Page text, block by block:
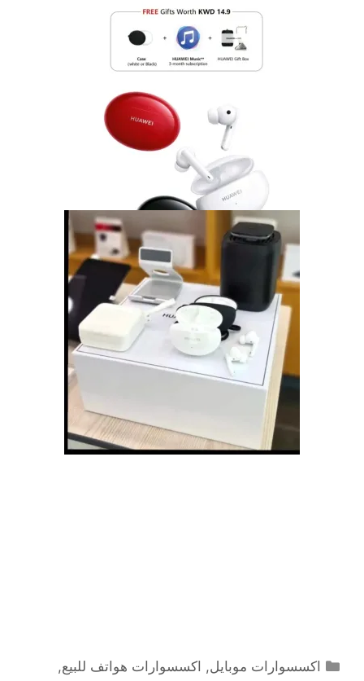
التصنيفات
اكسسوارات موبايل, اكسسوارات هواتف للبيع,